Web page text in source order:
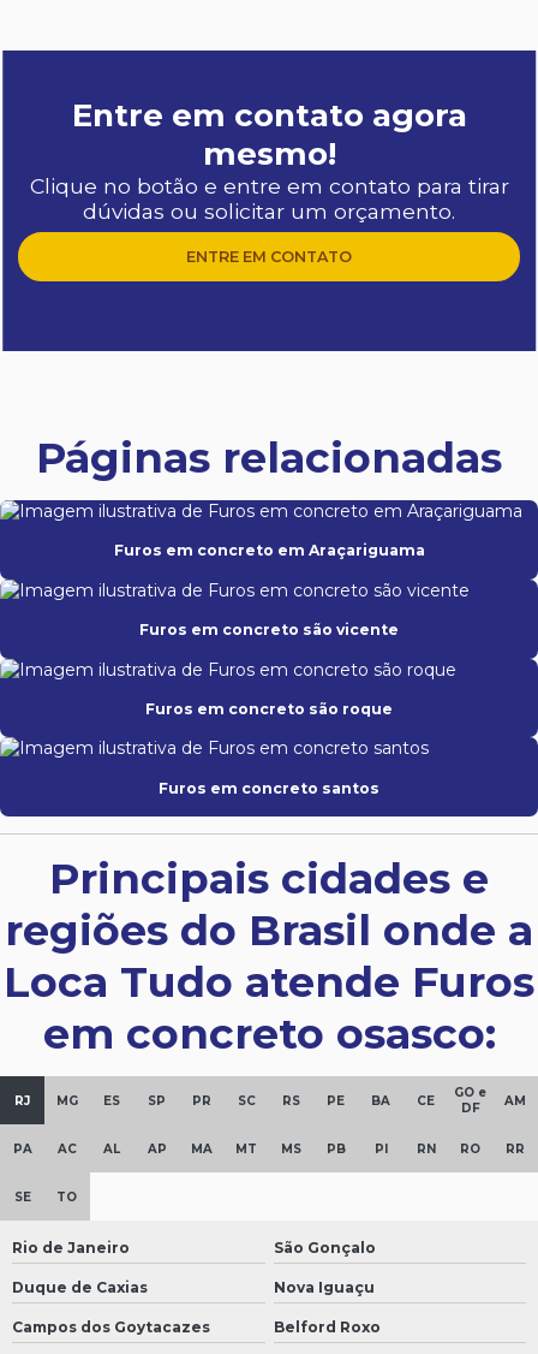
Entre em contato agora
mesmo!
Clique no botão e entre em contato para tirar
dúvidas ou solicitar um orçamento.
ENTRE EM CONTATO
Páginas relacionadas
Furos em concreto em Araçariguama
Furos em concreto são vicente
Furos em concreto são roque
Furos em concreto santos
Principais cidades e
regiões do Brasil onde a
Loca Tudo atende Furos
em concreto osasco:
RJ MG ES SP PR SC RS PE BA CE
GO e
DF
AM
PA AC AL AP MA MT MS PB PI RN RO RR
SE TO
Rio de Janeiro São Gonçalo
Duque de Caxias Nova Iguaçu
Campos dos Goytacazes Belford Roxo